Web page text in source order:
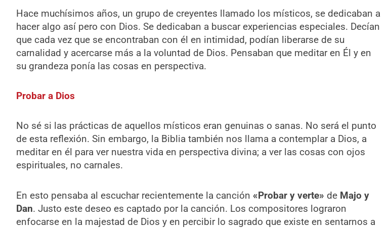
Hace muchísimos años, un grupo de creyentes llamado los místicos, se dedicaban a
hacer algo así pero con Dios. Se dedicaban a buscar experiencias especiales. Decían
que cada vez que se encontraban con él en intimidad, podían liberarse de su
carnalidad y acercarse más a la voluntad de Dios. Pensaban que meditar en Él y en
su grandeza ponía las cosas en perspectiva.
Probar a Dios
No sé si las prácticas de aquellos místicos eran genuinas o sanas. No será el punto
de esta reflexión. Sin embargo, la Biblia también nos llama a contemplar a Dios, a
meditar en él para ver nuestra vida en perspectiva divina; a ver las cosas con ojos
espirituales, no carnales.
En esto pensaba al escuchar recientemente la canción «Probar y verte» de Majo y
Dan. Justo este deseo es captado por la canción. Los compositores lograron
enfocarse en la majestad de Dios y en percibir lo sagrado que existe en sentarnos a